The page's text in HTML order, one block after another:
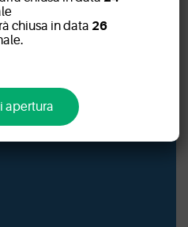
chiusa in data 26
apertura